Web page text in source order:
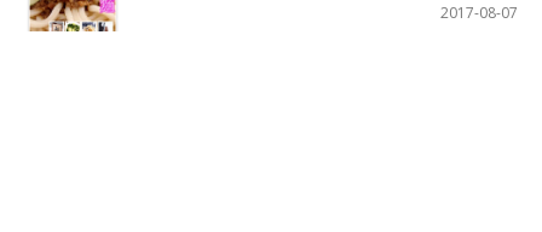
2017-08-07